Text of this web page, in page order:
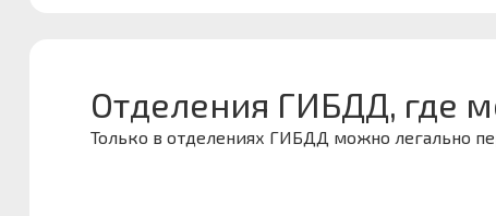
Отделения ГИБДД, где
Только в отделениях ГИБДД можно легально